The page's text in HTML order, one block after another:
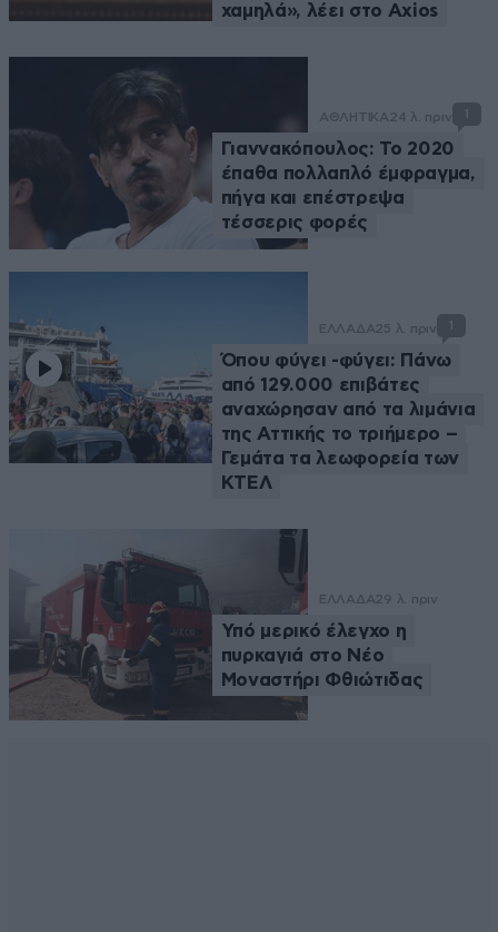
χαμηλά», λέει στο Axios
ΑΘΛΗΤΙΚΑ24 λ. πριν 1
Γιαννακόπουλος: Το 2020
έπαθα πολλαπλό έμφραγμα,
πήγα και επέστρεψα
τέσσερις φορές
ΕΛΛΑΔΑ25 λ. πριν 1
Όπου φύγει -φύγει: Πάνω
από 129.000 επιβάτες
αναχώρησαν από τα λιμάνια
της Αττικής το τριήμερο –
Γεμάτα τα λεωφορεία των
ΚΤΕΛ
ΕΛΛΑΔΑ29 λ. πριν
Υπό μερικό έλεγχο η
πυρκαγιά στο Νέο
Μοναστήρι Φθιώτιδας